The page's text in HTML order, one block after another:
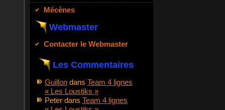
Mécènes
Webmaster
Contacter le Webmaster
Les Commentaires
Guillon dans Team 4 lignes
« Les Loustiks »
Peter dans Team 4 lignes